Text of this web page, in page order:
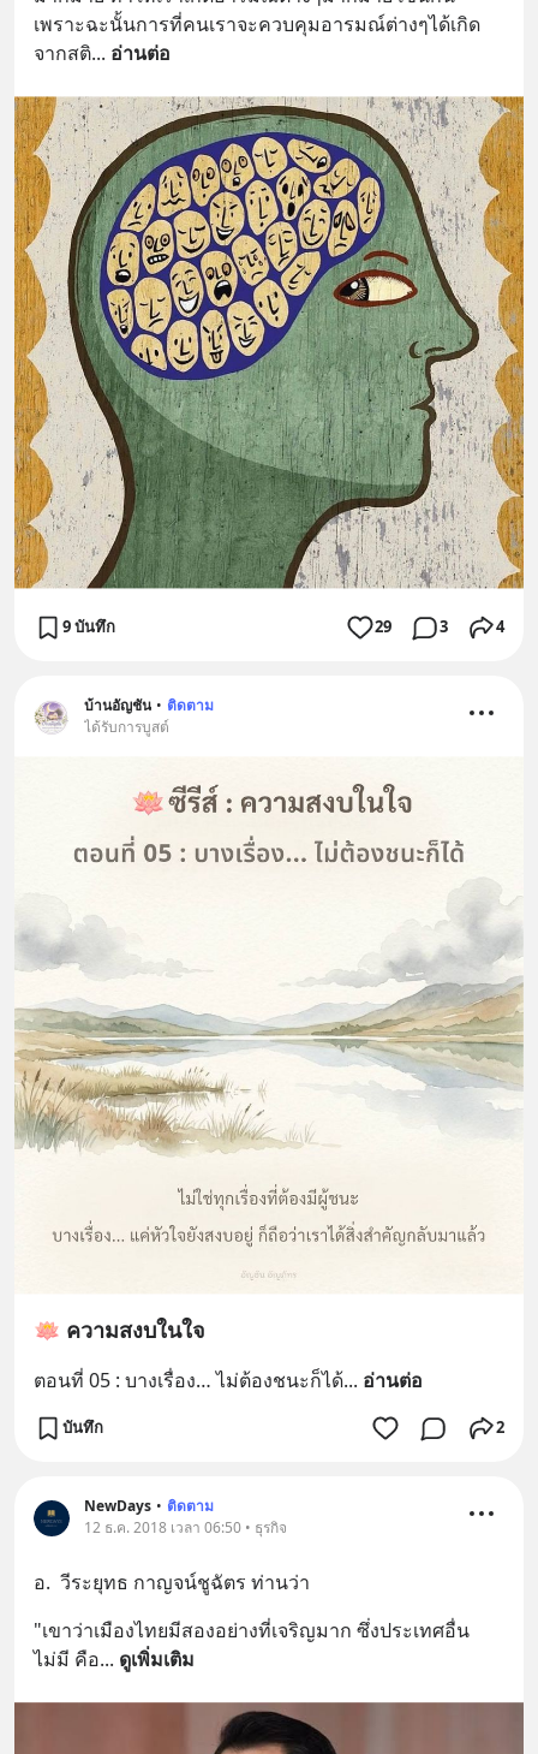
เพราะฉะนั้นการที่คนเราจะควบคุมอารมณ์ต่างๆได้เกิด
จากสติ... อ่านต่อ
9 บันทึก 29 3 4
บ้านอัญชัน • ติดตาม
ได้รับการบูสต์
🪷 ความสงบในใจ
ตอนที่ 05 : บางเรื่อง… ไม่ต้องชนะก็ได้... อ่านต่อ
บันทึก 2
NewDays • ติดตาม
12 ธ.ค. 2018 เวลา 06:50 • ธุรกิจ
อ.  วีระยุทธ กาญจน์ชูฉัตร ท่านว่า
"เขาว่าเมืองไทยมีสองอย่างที่เจริญมาก ซึ่งประเทศอื่น
ไม่มี คือ... ดูเพิ่มเติม